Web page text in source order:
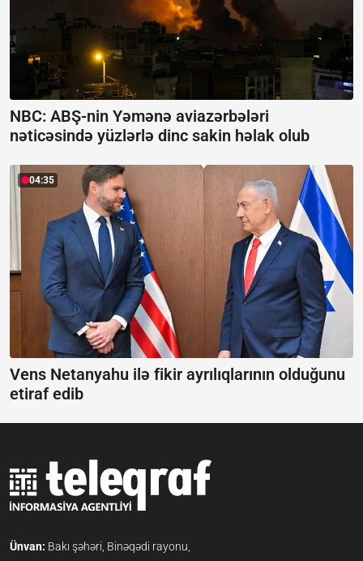
NBC: ABŞ-nin Yəmənə aviazərbələri
nəticəsində yüzlərlə dinc sakin həlak olub
04:35
Vens Netanyahu ilə fikir ayrılıqlarının olduğunu
etiraf edib
Ünvan: Bakı şəhəri, Binəqədi rayonu,